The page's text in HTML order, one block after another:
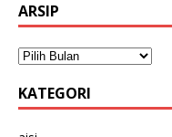
ARSIP
KATEGORI